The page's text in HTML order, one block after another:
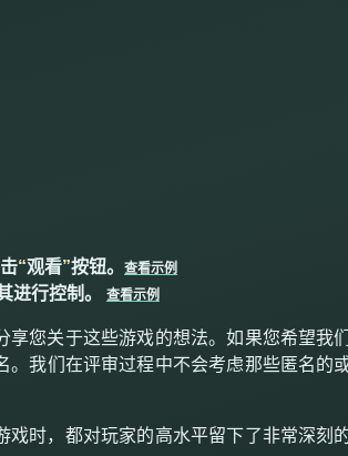
“观看”按钮。 查看示例
进行控制。 查看示例
享您关于这些游戏的想法。如果您希望我
我们在评审过程中不会考虑那些匿名的
时，都对玩家的高水平留下了非常深刻的